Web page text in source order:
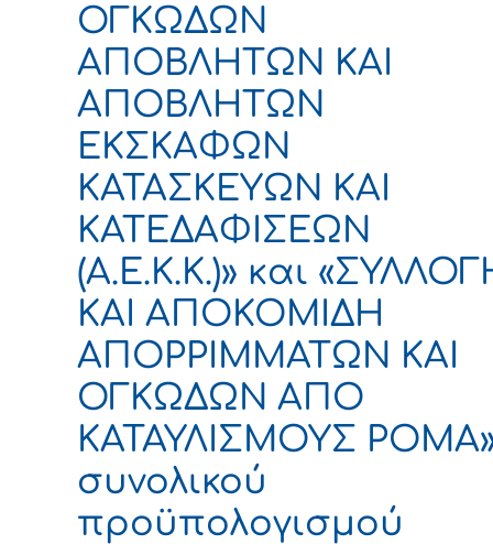
ΟΓΚΩΔΩΝ
ΑΠΟΒΛΗΤΩΝ ΚΑΙ
ΑΠΟΒΛΗΤΩΝ
ΕΚΣΚΑΦΩΝ
ΚΑΤΑΣΚΕΥΩΝ ΚΑΙ
ΚΑΤΕΔΑΦΙΣΕΩΝ
(Α.Ε.Κ.Κ.)» και
ΚΑΙ ΑΠΟΚΟΜΙΔΗ
ΑΠΟΡΡΙΜΜΑΤΩΝ ΚΑΙ
ΟΓΚΩΔΩΝ ΑΠΟ
ΚΑΤΑΥΛΙΣΜΟΥΣ
συνολικού
προϋπολογισμού